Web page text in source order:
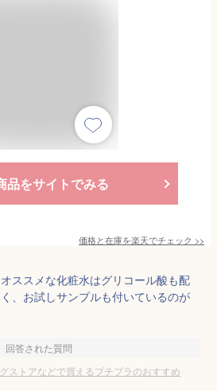
品をサイトでみる
価格と在庫を楽天でチェック >>
ススメな化粧水はグリコール酸も配
、お試しサンプルも付いているのが
回答された質問
ストアなどで買えるプチプラのおすすめ